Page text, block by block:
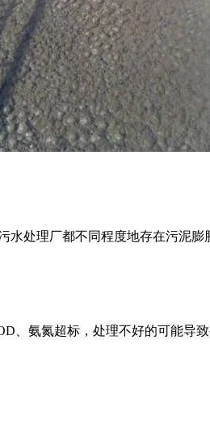
理厂都不同程度地存在污泥膨
氨氮超标，处理不好的可能导致